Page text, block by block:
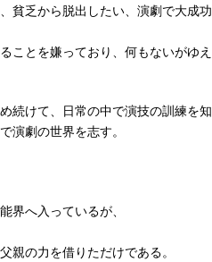
貧乏から脱出したい、演劇で大成
ことを嫌っており、何もないがゆ
続けて、日常の中で演技の訓練を
演劇の世界を志す。
界へ入っているが、
親の力を借りただけである。